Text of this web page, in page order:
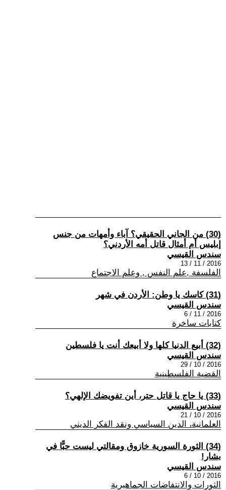
(30) من الجاني الحقيقي؟ آباء وأمهات من جنس
إبليس أم أمثال قاتل أمه الأردني؟
سندس القيسي
2016 / 11 / 13
الفلسفة ,علم النفس , وعلم الاجتماع
(31) كاسك يا وطن: الأردن في شهر
سندس القيسي
2016 / 11 / 6
كتابات ساخرة
(32) أبيع الدنيا كلها ولا أبيعك أنت يا فلسطين
سندس القيسي
2016 / 10 / 29
القضية الفلسطينية
(33) يا حاج يا قاتل حتر، أين تفويضك الإلهي؟
سندس القيسي
2016 / 10 / 21
العلمانية، الدين السياسي ونقد الفكر الديني
(34) الثورة السورية خازوق ومقالتي ليست حبًّا في
بشار!
سندس القيسي
2016 / 10 / 6
الثورات والانتفاضات الجماهيرية